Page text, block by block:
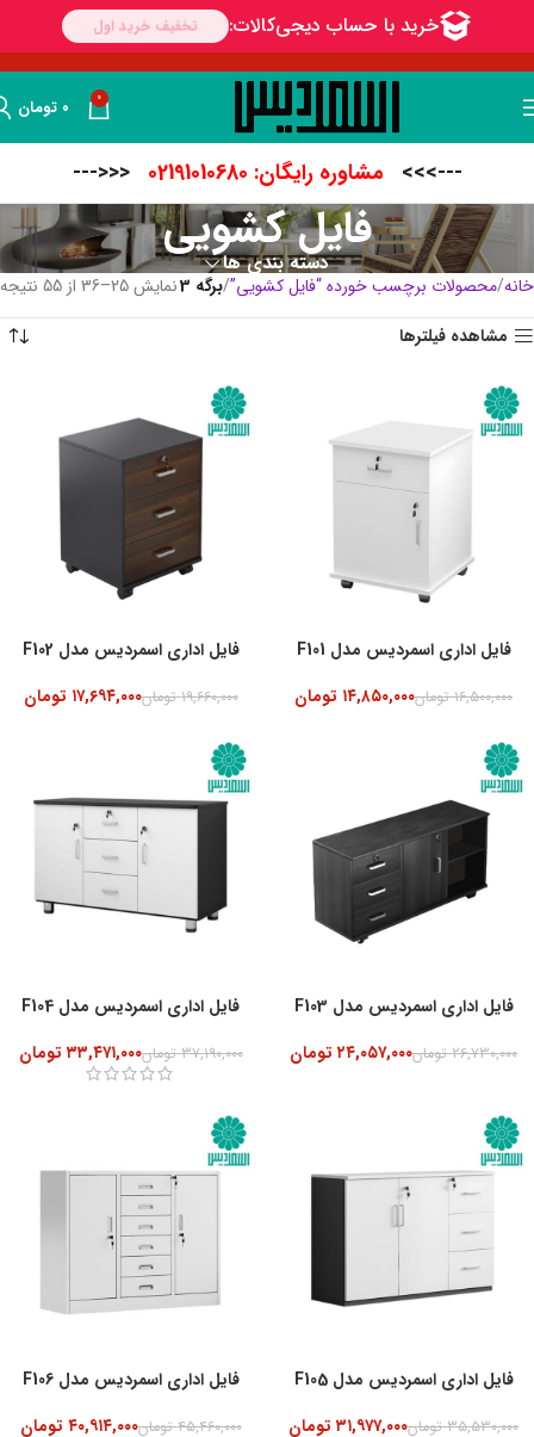
0 ۰ تومان
--->>> مشاوره رایگان: 02191010680 <<<---
فایل کشویی
دسته بندی ها
خانه محصولات برچسب خورده “فایل کشویی” برگه 4
نمایش 37–48 از 55 نتیجه
مشاهده فیلترها
-10%
فایل اداری اسمردیس مدل F101
۱۶,۵۰۰,۰۰۰ تومان۱۴,۸۵۰,۰۰۰ تومان
فایل اداری اسمردیس مدل F102
۱۹,۶۶۰,۰۰۰ تومان۱۷,۶۹۴,۰۰۰ تومان
-10%
فایل اداری اسمردیس مدل F103
۲۶,۷۳۰,۰۰۰ تومان۲۴,۰۵۷,۰۰۰ تومان
فایل اداری اسمردیس مدل F104
۳۷,۱۹۰,۰۰۰ تومان۳۳,۴۷۱,۰۰۰ تومان
-10%
فایل اداری اسمردیس مدل F105
۳۵,۵۳۰,۰۰۰ تومان۳۱,۹۷۷,۰۰۰ تومان
فایل اداری اسمردیس مدل F106
۴۵,۴۶۰,۰۰۰ تومان۴۰,۹۱۴,۰۰۰ تومان